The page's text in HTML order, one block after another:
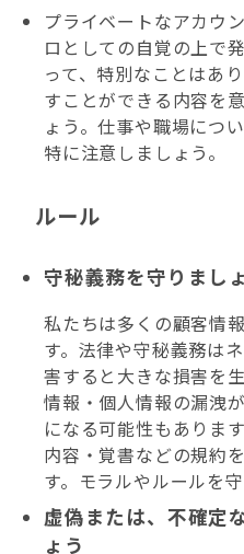
プライベートなアカウ
ロとしての自覚の上で
って、特別なことはあ
すことができる内容を
ょう。仕事や職場につ
特に注意しましょう。
ルール
守秘義務を守りまし
私たちは多くの顧客情
す。法律や守秘義務は
害すると大きな損害を
情報・個人情報の漏洩
になる可能性もありま
内容・覚書などの規約
す。モラルやルールを守
虚偽または、不確定
ょう